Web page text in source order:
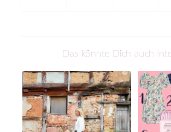
Das könnte Dich auch